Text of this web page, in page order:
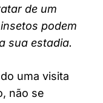
de um
podem
sua estadia.
uma visita
não se